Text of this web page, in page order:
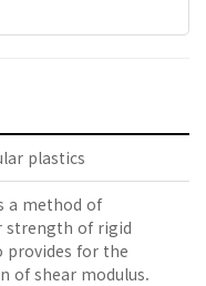
plastics
a method of
strength of rigid
provides for the
of shear modulus.